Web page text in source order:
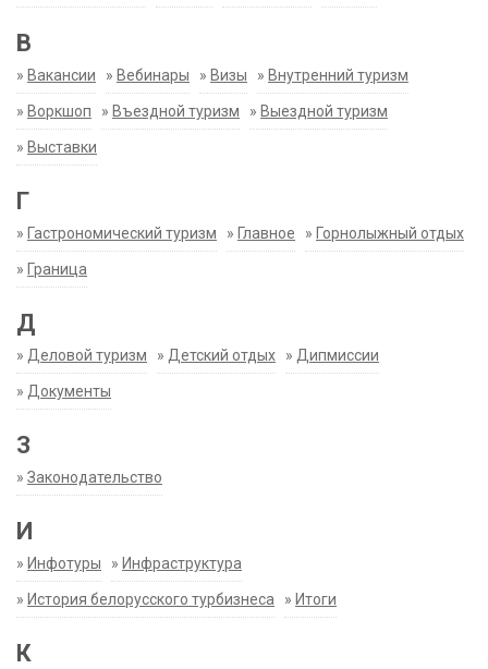
В
» Вакансии » Вебинары » Визы » Внутренний туризм
» Воркшоп » Въездной туризм » Выездной туризм
» Выставки
Г
» Гастрономический туризм » Главное » Горнолыжный отдых
» Граница
Д
» Деловой туризм » Детский отдых » Дипмиссии
» Документы
З
» Законодательство
И
» Инфотуры » Инфраструктура
» История белорусского турбизнеса » Итоги
К